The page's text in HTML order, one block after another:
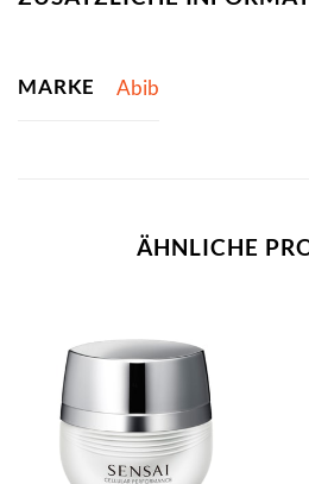
MARKE Abib
ÄHNLICHE